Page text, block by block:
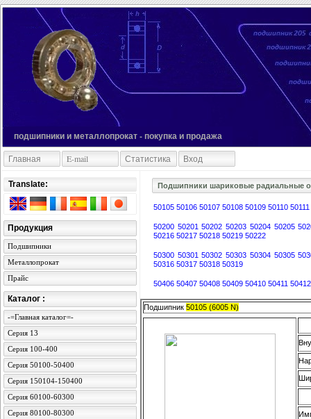
подшипники и металлопрокат - покупка и продажа
Главная E-mail Статистика Вход
Подшипники шариковые радиальные
50105 50106 50107 50108 50109 50110 50111
50200 502015020250203 50204 50205
50216 50217 50218 50219 50222
50300 503015030250303 50304 50305
50316 50317 50318 50319
50406 50407 50408 50409 50410 50411
Подшипник 50105 (6005 N)
Translate:
Продукция
Подшипники
Металлопрокат
Прайс
Каталог :
-=Главная каталог=-
Серия 13
Серия 100-400
Серия 50100-50400
Серия 150104-150400
Серия 60100-60300
Серия 80100-80300